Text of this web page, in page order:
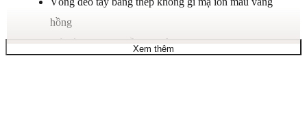
hồng
Vỏ tròn, 28mm, viền pha lê
Xem thêm